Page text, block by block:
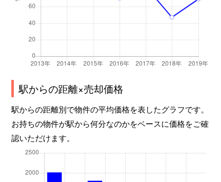
駅からの距離×売却価格
駅からの距離別で物件の平均価格を表したグラフです。
お持ちの物件が駅から何分なのかをベースに価格をご確
認いただけます。